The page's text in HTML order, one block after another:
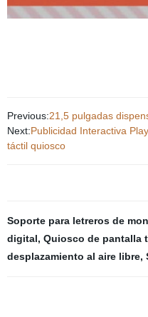
Previous:21,5 pulgadas
Next:Publicidad Interactiva
táctil quiosco
Soporte para letreros de
digital, Quiosco de pantalla
desplazamiento al aire libre,